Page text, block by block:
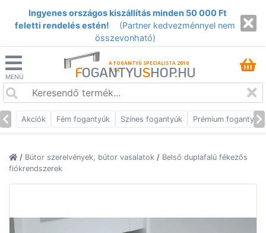
Ingyenes országos kiszállítás minden 50 000 Ft
feletti rendelés estén!
(Partner kedvezménnyel nem
összevonható)
MENÜ
A FOGANTYÚ SPECIALISTA 2010
ÓTA
FOGANTYUSHOP.HU
Akciók Fém fogantyúk Színes fogantyúk Prémium fogantyúk
/ Bútor szerelvények, bútor vasalatok / Belső duplafalú fékezős
fiókrendszerek